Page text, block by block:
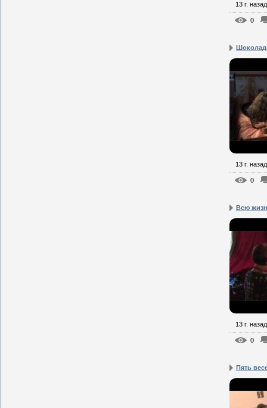
13 г. назад
0
13 г. назад
0
Всю
13 г. назад
0
Пять